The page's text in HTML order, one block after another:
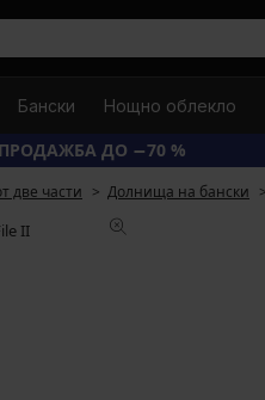
Бански Нощно облекло
ДО −70 %
две части Долнища на бански